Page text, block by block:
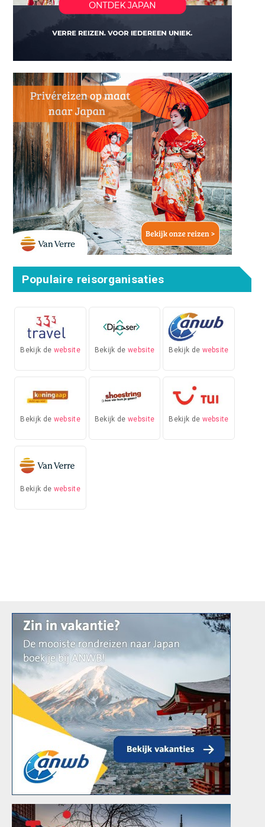
Populaire reisorganisaties
Bekijk de website Bekijk dewebsite Bekijk de website
Bekijk de website Bekijk dewebsite Bekijk de website
Bekijk de website